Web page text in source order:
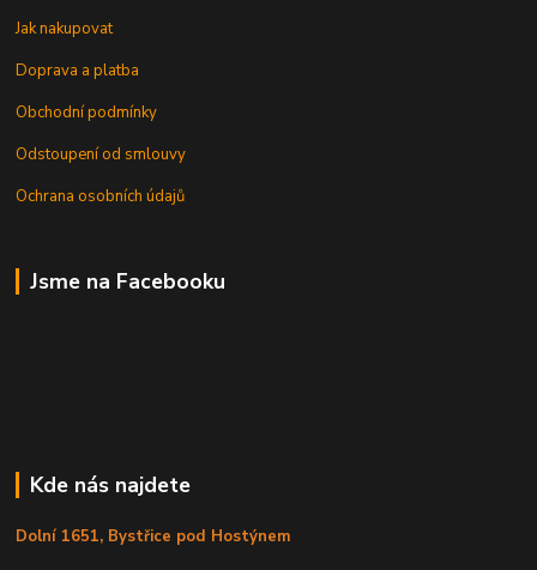
Jak nakupovat
Doprava a platba
Obchodní podmínky
Odstoupení od smlouvy
Ochrana osobních údajů
Jsme na Facebooku
Kde nás najdete
Dolní 1651, Bystřice pod Hostýnem